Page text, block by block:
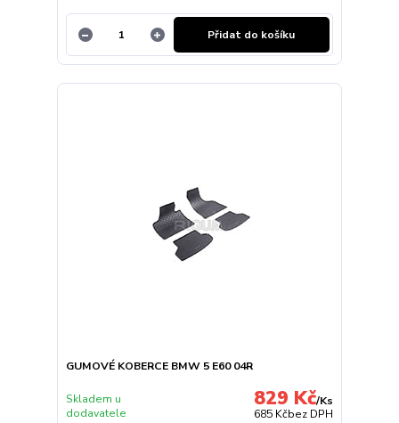
Přidat do košíku
GUMOVÉ KOBERCE BMW 5 E60 04R
829 Kč/Ks
685 Kčbez DPH
Skladem u
dodavatele